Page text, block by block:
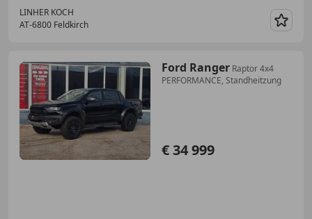
LINHER KOCH
AT-6800 Feldkirch
Ford Ranger Raptor 4x4
PERFORMANCE, Standheitzung
€ 34 999